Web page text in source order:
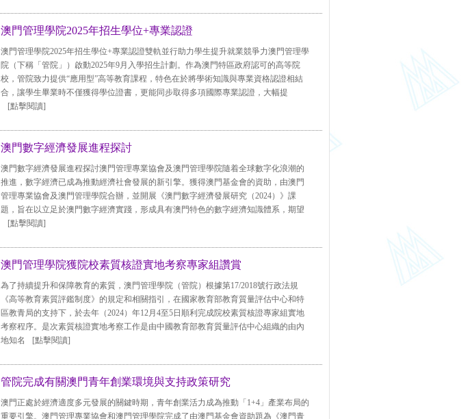
澳門管理學院2025年招生學位+專業認證
澳門管理學院2025年招生學位+專業認證雙軌並行助力學生提升就業競爭力澳門管理學
院（下稱「管院」）啟動2025年9月入學招生計劃。作為澳門特區政府認可的高等院
校，管院致力提供“應用型”高等教育課程，特色在於將學術知識與專業資格認證相結
合，讓學生畢業時不僅獲得學位證書，更能同步取得多項國際專業認證，大幅提
[點擊閱讀]
澳門數字經濟發展進程探討
澳門數字經濟發展進程探討澳門管理專業協會及澳門管理學院隨着全球數字化浪潮的
推進，數字經濟已成為推動經濟社會發展的新引擎。獲得澳門基金會的資助，由澳門
管理專業協會及澳門管理學院合辦，並開展《澳門數字經濟發展研究（2024）》課
題，旨在以立足於澳門數字經濟實踐，形成具有澳門特色的數字經濟知識體系，期望
[點擊閱讀]
澳門管理學院獲院校素質核證實地考察專家組讚賞
為了持續提升和保障教育的素質，澳門管理學院（管院）根據第17/2018號行政法規
《高等教育素質評鑑制度》的規定和相關指引，在國家教育部教育質量評估中心和特
區教青局的支持下，於去年（2024）年12月4至5日順利完成院校素質核證專家組實地
考察程序。是次素質核證實地考察工作是由中國教育部教育質量評估中心組織的由內
地知名
[點擊閱讀]
管院完成有關澳門青年創業環境與支持政策研究
澳門正處於經濟適度多元發展的關鍵時期，青年創業活力成為推動「1+4」產業布局的
重要引擎。澳門管理專業協會和澳門管理學院完成了由澳門基金會資助題為《澳門青